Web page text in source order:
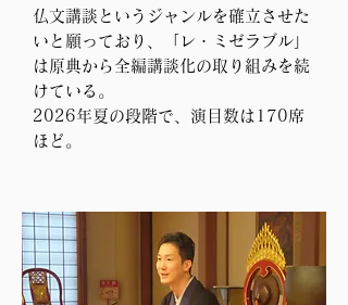
仏文講談というジャンルを確立させた
いと願っており、「レ・ミゼラブル」
は原典から全編講談化の取り組みを続
けている。
​2026年夏の段階で、演目数は170席
ほど。